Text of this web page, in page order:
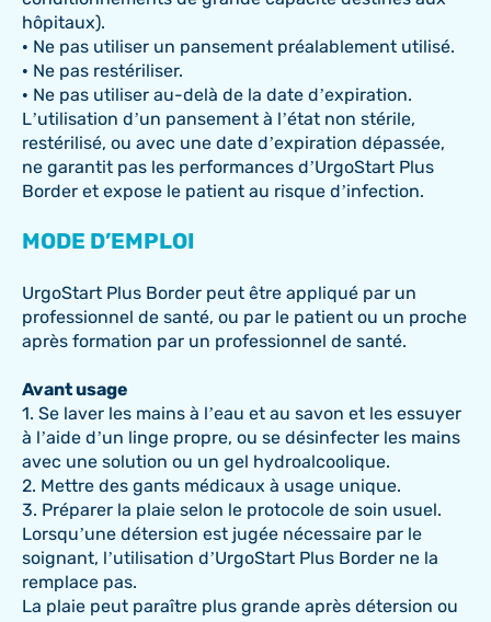
hôpitaux).
• Ne pas utiliser un pansement préalablement utilisé.
• Ne pas restériliser.
• Ne pas utiliser au-delà de la date d’expiration.
L’utilisation d’un pansement à l’état non stérile,
restérilisé, ou avec une date d’expiration dépassée,
ne garantit pas les performances d’UrgoStart Plus
Border et expose le patient au risque d’infection.
MODE D’EMPLOI
UrgoStart Plus Border peut être appliqué par un
professionnel de santé, ou par le patient ou un proche
après formation par un professionnel de santé.
Avant usage
1. Se laver les mains à l’eau et au savon et les essuyer
à l’aide d’un linge propre, ou se désinfecter les mains
avec une solution ou un gel hydroalcoolique.
2. Mettre des gants médicaux à usage unique.
3. Préparer la plaie selon le protocole de soin usuel.
Lorsqu’une détersion est jugée nécessaire par le
soignant, l’utilisation d’UrgoStart Plus Border ne la
remplace pas.
La plaie peut paraître plus grande après détersion ou